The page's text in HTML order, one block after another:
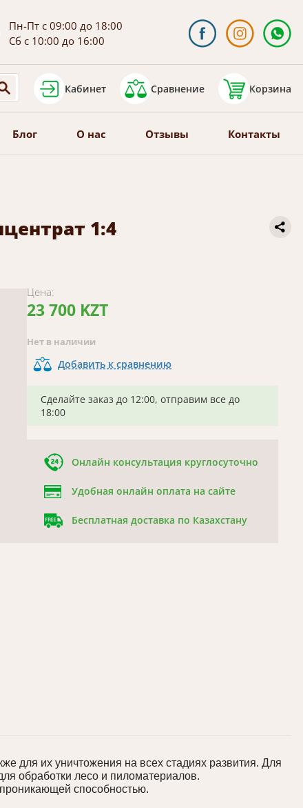
Пн-Пт с 09:00 до 18:00
Сб с 10:00 до 16:00
Кабинет Сравнение Корзина
Блог О нас Отзывы Контакты
1:4
Цена:
23 700 KZT
Нет в наличии
Добавить к сравнению
Сделайте заказ до 12:00, отправим все до
18:00
Онлайн консультация круглосуточно
Удобная онлайн оплата на сайте
Бесплатная доставка по Казахстану
для их уничтожения на всех стадиях развития. Для
обработки лесо и пиломатериалов.
способностью.